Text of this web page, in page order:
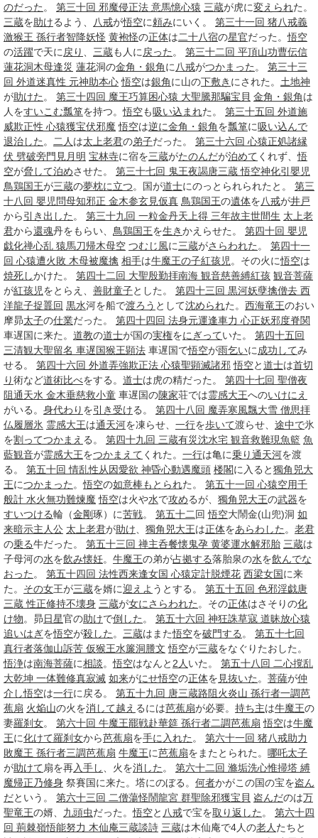
のだった 。 第三十回 邪魔侵正法 意馬憶心猿 三蔵が虎に変えられた。
三蔵を助けるよう、 八戒が悟空に頼みにいく。 第三十一回 猪八戒義
激猴王 孫行者智降妖怪 黄袍怪の正体は二十八宿の星官だった。悟空
の活躍で天に 戻り 三蔵も人に 戻った 。 第三十二回 平頂山功曹伝信
蓮花洞木母逢災 蓮花洞の金角・銀角に 八戒がつかまった 。 第三十三
回 外道迷真性 元神助本心 悟空は銀角に山の下敷き にされた。 土地神
が助けた 。 第三十四回 魔王巧算困心猿 大聖騰那騙宝貝 金角・銀角は
人をすいこむ瓢箪を持つ。悟空も吸い込まれた。 第三十五回 外道施
威欺正性 心猿獲宝伏邪魔 悟空は逆に金角・銀角を瓢箪に吸い込んで
退治した 。 二人 は太上老君の弟子だった。 第三十六回 心猿正処諸縁
伏 劈破旁門見月明 宝林寺に宿を三蔵がたのんだが泊めて くれず、悟
空が脅して泊めさせた。 第三十七回 鬼王夜謁唐三蔵 悟空神化引嬰児
鳥鶏国王が三蔵の夢枕に立つ。国が道士にのっとられられたと。 第三
十八回 嬰児問母知邪正 金木参玄見仮真 鳥鶏国王の遺体を八戒が井戸
から引き出した 。 第三十九回 一粒金丹天上得 三年故主世間生 太上老
君から還魂丹をもらい、 鳥鶏国王を生きかえらせた。 第四十回 嬰児
戯化禅心乱 猿馬刀帰木母空 つむじ風に三蔵がさらわれた 。 第四十一
回 心猿遭火敗 木母被魔擒 相手は牛魔王の子紅孩児 。その火に悟空は
焼死しかけた。 第四十二回 大聖殷勤拝南海 観音慈善縛紅孩 観音菩薩
が紅孩児をとらえ、 善財童子とした。 第四十三回 黒河妖孽擒僧去 西
洋龍子捉鼉回 黒水河を船で渡ろう として沈められた。 西海竜王のおい
摩昴太子の仕業だった。 第四十四回 法身元運逢車力 心正妖邪度脊関
車遅国に来た。 道教の道士が国の実権をにぎっていた。 第四十五回
三清観大聖留名 車遅国猴王顕法 車遅国で悟空が雨乞いに成功してみ
せる。 第四十六回 外道弄強欺正法 心猿聖顕滅諸邪 悟空と道士は首切
り術など道術比べをする。 道士は虎の精だった。 第四十七回 聖僧夜
阻通天水 金木垂慈救小童 車遅国の陳家荘では霊感大王へのいけにえ
がいる。 身代わり を引き受ける。 第四十八回 魔弄寒風飄大雪 僧思拝
仏履層氷 霊感大王は通天河を凍らせ、 一行を歩いて渡らせ、 途中で氷
を割ってつかまえ る。 第四十九回 三蔵有災沈水宅 観音救難現魚籃 魚
藍観音が霊感大王をつかまえて くれた。 一行は亀に乗り通天河を渡
る。 第五十回 情乱性从因愛欲 神昏心動遇魔頭 楼閣に入ると獨角兕大
王につかまった 。悟空の如意棒もとられた。 第五十一回 心猿空用千
般計 水火無功難煉魔 悟空は火や水で攻めるが、 獨角兕大王の武器を
すいつける輪（金剛琢）に苦戦。 第五十二回悟空大鬧金(山兜)洞 如
来暗示主人公 太上老君が助け 獨角兕大王は正体をあらわした 。 老君
の乗る牛だった。 第五十三回 禅主呑餐懐鬼孕 黄婆運水解邪胎 三蔵は
子母河の水を飲み懐妊。 牛魔王の弟が占拠する落胎泉の水を飲んでな
おった 。 第五十四回 法性西来逢女国 心猿定計脱煙花 西梁女国に来
た。 その女王が三蔵を婿に迎えよ うとする。 第五十五回 色邪淫戯唐
三蔵 性正修持不壊身 三蔵が女にさらわれた 。その正体はさそりの化
け物。昴日星官の助けで倒した 。 第五十六回 神狂誅草寇 道昧放心猿
追いはぎを悟空が殺した 。 三蔵はまた悟空を破門する 。 第五十七回
真行者落伽山訴苦 仮猴王水簾洞謄文 悟空が三蔵をなぐりたおした。
悟浄は南海菩薩に相談。悟空はなんと 2人 いた。 第五十八回 二心撹乱
大乾坤 一体難修真寂滅 如来がにせ悟空の正体を 見抜いた 。 菩薩が仲
介し悟空は一行に戻る。 第五十九回 唐三蔵路阻火炎山 孫行者一調芭
蕉扇 火焔山の火を消して越え るには芭蕉扇が必要。 持ち主は牛魔王の
妻羅刹女。 第六十回 牛魔王罷戦赴華筵 孫行者二調芭蕉扇 悟空は牛魔
王に化けて羅刹女から芭蕉扇を手に入れた 。 第六十一回 猪八戒助力
敗魔王 孫行者三調芭蕉扇 牛魔王に芭蕉扇をまたとられた。 哪吒太子
が助けて扇を再入手し 、火を消した 。 第六十二回 滌垢洗心惟掃塔 縛
魔帰正乃修身 祭賽国に来た。塔にのぼる。 何者かがこの国の宝を盗ん
だという。 第六十三回 二僧蕩怪鬧龍宮 群聖除邪獲宝貝 盗んだのは万
聖竜王の婿、 九頭虫だった。悟空と 八戒で宝を取り返した 。 第六十四
回 荊棘嶺悟能努力 木仙庵三蔵談詩 三蔵は木仙庵で4人の老人 たちと